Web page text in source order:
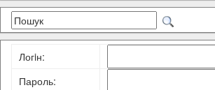
Логiн:
Пароль: